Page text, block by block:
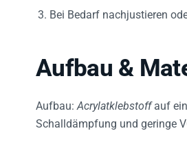
Bei Bedarf nachjustieren
Aufbau &
Aufbau: Acrylatklebstoffauf
Schalldämpfung und geringe